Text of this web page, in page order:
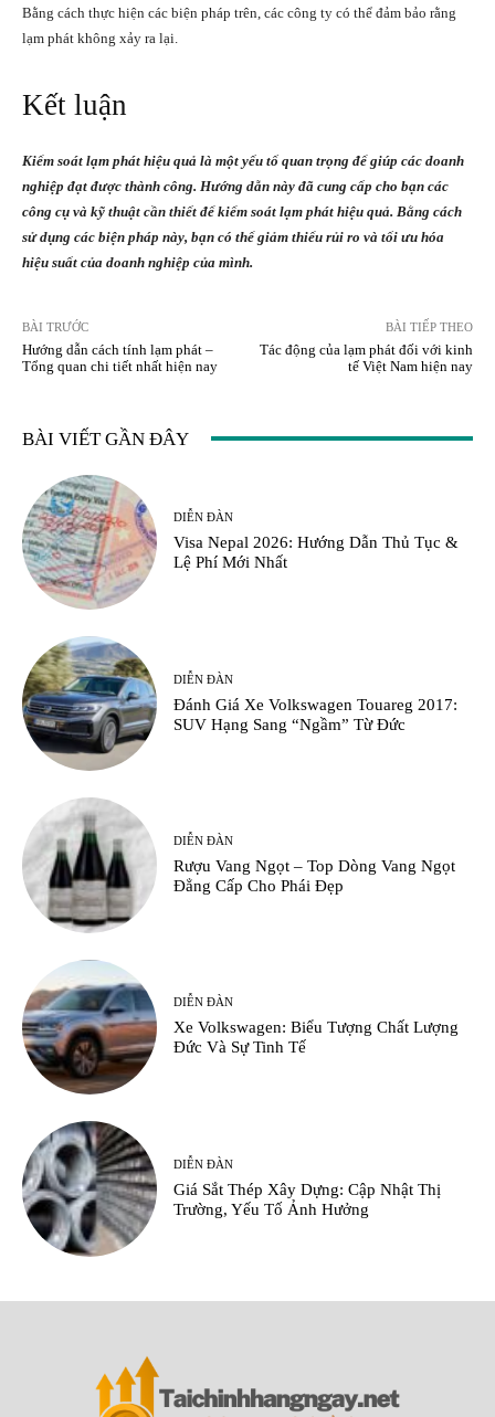
Bằng cách thực hiện các biện pháp trên, các công ty có thể đảm bảo rằng
lạm phát không xảy ra lại.
Kết luận
Kiểm soát lạm phát hiệu quả là một yếu tố quan trọng để giúp các doanh
nghiệp đạt được thành công. Hướng dẫn này đã cung cấp cho bạn các
công cụ và kỹ thuật cần thiết để kiểm soát lạm phát hiệu quả. Bằng cách
sử dụng các biện pháp này, bạn có thể giảm thiểu rủi ro và tối ưu hóa
hiệu suất của doanh nghiệp của mình.
BÀI TRƯỚC
Hướng dẫn cách tính lạm phát –
Tổng quan chi tiết nhất hiện nay
BÀI TIẾP THEO
Tác động của lạm phát đối với kinh
tế Việt Nam hiện nay
BÀI VIẾT GẦN ĐÂY
DIỄN ĐÀN
Visa Nepal 2026: Hướng Dẫn Thủ Tục &
Lệ Phí Mới Nhất
DIỄN ĐÀN
Đánh Giá Xe Volkswagen Touareg 2017:
SUV Hạng Sang “Ngầm” Từ Đức
DIỄN ĐÀN
Rượu Vang Ngọt – Top Dòng Vang Ngọt
Đẳng Cấp Cho Phái Đẹp
DIỄN ĐÀN
Xe Volkswagen: Biểu Tượng Chất Lượng
Đức Và Sự Tinh Tế
DIỄN ĐÀN
Giá Sắt Thép Xây Dựng: Cập Nhật Thị
Trường, Yếu Tố Ảnh Hưởng